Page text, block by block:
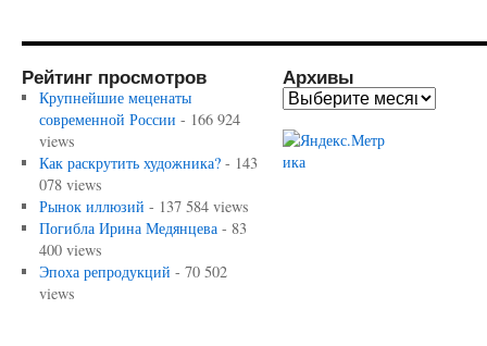
Рейтинг просмотров
Крупнейшие меценаты
современной России - 166 924
views
Как раскрутить художника?- 143
078 views
Рынок иллюзий - 137 584 views
Погибла Ирина Медянцева- 83
400 views
Эпоха репродукций - 70 502
views
Архивы